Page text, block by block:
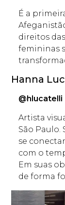
É a
direitos
femininas
Hanna
@hlucatelli
Artista
São Paulo.
se
com o
Em suas
de forma